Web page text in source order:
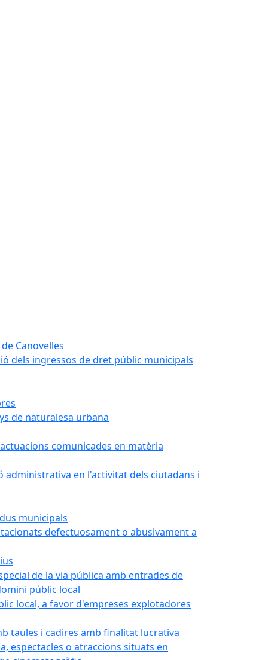
Canovelles
dels ingressos de dret públic municipals
de naturalesa urbana
comunicades en matèria
administrativa en l'activitat dels ciutadans i
municipals
defectuosament o abusivament a
de la via pública amb entrades de
públic local
local, a favor d'empreses explotadores
taules i cadires amb finalitat lucrativa
espectacles o atraccions situats en